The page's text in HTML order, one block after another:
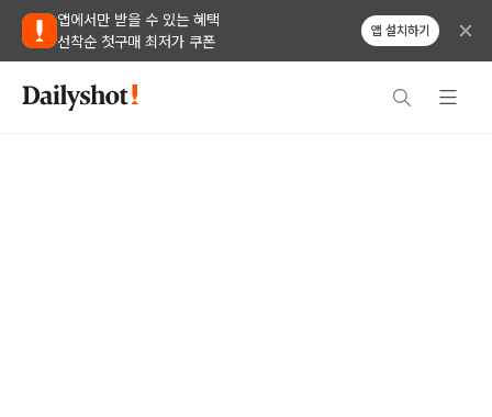
앱에서만 받을 수 있는 혜택
선착순 첫구매 최저가 쿠폰
앱 설치하기